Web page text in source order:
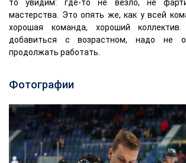
то увидим: где-то не везло, не
мастерства. Это опять же, как у всей
хорошая команда, хороший
добавиться с возрастном, надо не
продолжать работать.
Фотографии